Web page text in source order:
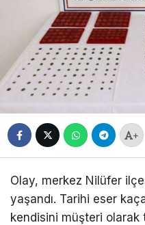
+
Olay, merkez Nilüfer
yaşandı. Tarihi eser
kendisini müşteri olarak